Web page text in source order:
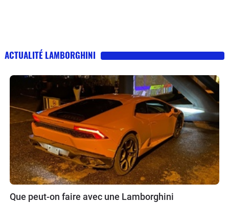
ACTUALITÉ LAMBORGHINI
Que peut-on faire avec une Lamborghini